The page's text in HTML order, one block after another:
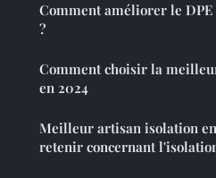
Comment améliorer le
?
Comment choisir la
en 2024
Meilleur artisan isolation
retenir concernant